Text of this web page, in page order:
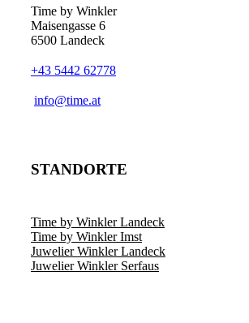
Time by Winkler
Maisengasse 6
6500 Landeck
+43 5442 62778
­info@time.at
STANDORTE
Time by Winkler Landeck
Time by Winkler Imst
Juwelier Winkler Landeck
Juwelier Winkler Serfaus